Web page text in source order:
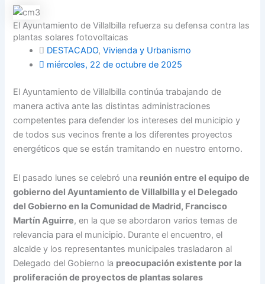
El Ayuntamiento de Villalbilla refuerza su defensa contra las
plantas solares fotovoltaicas
DESTACADO,Vivienda y Urbanismo
miércoles, 22 de octubre de 2025
El Ayuntamiento de Villalbilla continúa trabajando de
manera activa ante las distintas administraciones
competentes para defender los intereses del municipio y
de todos sus vecinos frente a los diferentes proyectos
energéticos que se están tramitando en nuestro entorno.
El pasado lunes se celebró una reunión entre el equipo de
gobierno del Ayuntamiento de Villalbilla y el Delegado
del Gobierno en la Comunidad de Madrid, Francisco
Martín Aguirre, en la que se abordaron varios temas de
relevancia para el municipio. Durante el encuentro, el
alcalde y los representantes municipales trasladaron al
Delegado del Gobierno la preocupación existente por la
proliferación de proyectos de plantas solares